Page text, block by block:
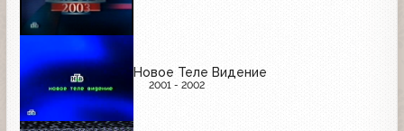
Новое Теле Видение
2001 - 2002